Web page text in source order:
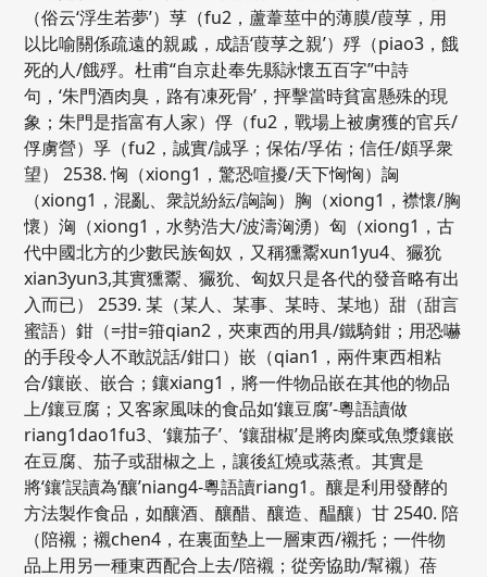
（俗云‘浮生若夢’）莩（fu2，蘆葦莖中的薄膜/葭莩，用
以比喻關係疏遠的親戚，成語‘葭莩之親’）殍（piao3，餓
死的人/餓殍。杜甫“自京赴奉先縣詠懷五百字”中詩
句，‘朱門酒肉臭，路有凍死骨’，抨擊當時貧富懸殊的現
象；朱門是指富有人家）俘（fu2，戰場上被虜獲的官兵/
俘虜營）孚（fu2，誠實/誠孚；保佑/孚佑；信任/頗孚衆
望） 2538. 恟（xiong1，驚恐喧擾/天下恟恟）詾
（xiong1，混亂、衆説紛紜/詾詾）胸（xiong1，襟懷/胸
懷）洶（xiong1，水勢浩大/波濤洶湧）匈（xiong1，古
代中國北方的少數民族匈奴，又稱獯鬻xun1yu4、玁狁
xian3yun3,其實獯鬻、玁狁、匈奴只是各代的發音略有出
入而已） 2539. 某（某人、某事、某時、某地）甜（甜言
蜜語）鉗（=拑=箝qian2，夾東西的用具/鐵騎鉗；用恐嚇
的手段令人不敢説話/鉗口）嵌（qian1，兩件東西相粘
合/鑲嵌、嵌合；鑲xiang1，將一件物品嵌在其他的物品
上/鑲豆腐；又客家風味的食品如‘鑲豆腐’-粵語讀做
riang1dao1fu3、‘鑲茄子’、‘鑲甜椒’是將肉糜或魚漿鑲嵌
在豆腐、茄子或甜椒之上，讓後紅燒或蒸煮。其實是
將‘鑲’誤讀為‘釀’niang4-粵語讀riang1。釀是利用發酵的
方法製作食品，如釀酒、釀醋、釀造、醖釀）甘 2540. 陪
（陪襯；襯chen4，在裏面墊上一層東西/襯托；一件物
品上用另一種東西配合上去/陪襯；從旁協助/幫襯）蓓